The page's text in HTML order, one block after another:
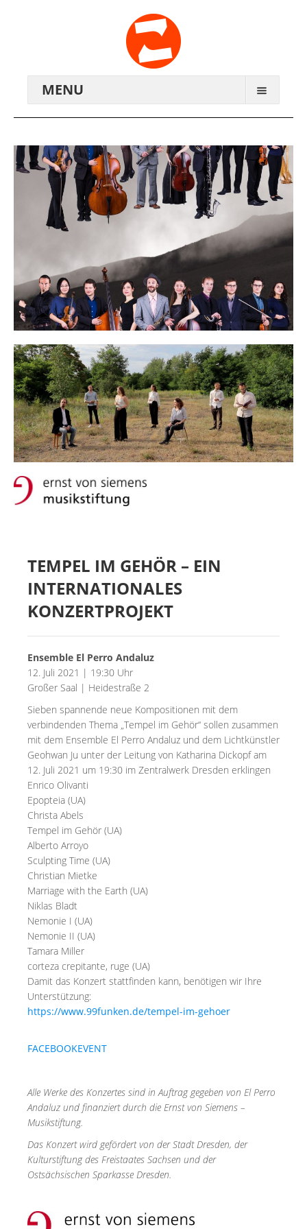
MENU
ARCHIV
WIR ÜBER UNS
ANREISE
KONTAKTE
GENOSSENSCHAFT
MIETER:INNEN
UNSER POLITISCHES SELBSTVERSTÄNDNIS
NACHHALTIGKEIT UND KLIMASCHUTZ
WE ARE MEMBERS OF TRANS EUROPE HALLES
BAUTAGEBUCH
VERMIETUNG
NEWSLETTER
TEMPEL IM GEHÖR – EIN
INTERNATIONALES
KONZERTPROJEKT
Ensemble El Perro Andaluz
12. Juli 2021 | 19:30 Uhr
Großer Saal | Heidestraße 2
Sieben spannende neue Kompositionen mit dem
verbindenden Thema „Tempel im Gehör“ sollen zusammen
mit dem Ensemble El Perro Andaluz und dem Lichtkünstler
Geohwan Ju unter der Leitung von Katharina Dickopf am
12. Juli 2021 um 19:30 im Zentralwerk Dresden erklingen
Enrico Olivanti
Epopteia (UA)
Christa Abels
Tempel im Gehör (UA)
Alberto Arroyo
Sculpting Time (UA)
Christian Mietke
Marriage with the Earth (UA)
Niklas Bladt
Nemonie I (UA)
Nemonie II (UA)
Tamara Miller
corteza crepitante, ruge (UA)
Damit das Konzert stattfinden kann, benötigen wir Ihre
Unterstützung:
https://www.99funken.de/tempel-im-gehoer
FACEBOOKEVENT
Alle Werke des Konzertes sind in Auftrag gegeben von El Perro
Andaluz und finanziert durch die Ernst von Siemens –
Musikstiftung.
Das Konzert wird gefördert von der Stadt Dresden, der
Kulturstiftung des Freistaates Sachsen und der
Ostsächsischen Sparkasse Dresden.